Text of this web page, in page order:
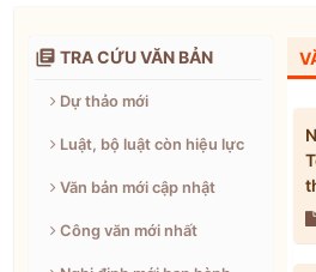
 TRA CỨU VĂN BẢN
Dự thảo mới
Luật, bộ luật còn hiệu lực
Văn bản mới cập nhật
Công văn mới nhất